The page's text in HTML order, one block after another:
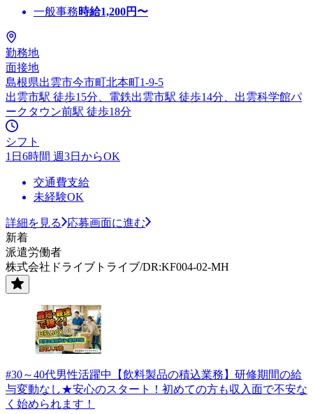
一般事務時給1,200円〜
勤務地
面接地
島根県出雲市今市町北本町1-9-5
出雲市駅 徒歩15分、電鉄出雲市駅 徒歩14分、出雲科学館パ
ークタウン前駅 徒歩18分
シフト
1日6時間 週3日からOK
交通費支給
未経験OK
詳細を見る
応募画面に進む
新着
派遣労働者
株式会社ドライブトライブ/DR:KF004-02-MH
#30～40代男性活躍中【飲料製品の積込業務】研修期間の給
与変動なし★安心のスタート！初めての方も収入面で不安な
く始められます！